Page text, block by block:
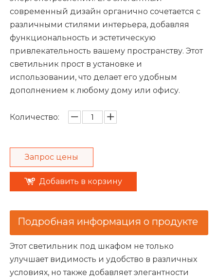
современный дизайн органично сочетается с
различными стилями интерьера, добавляя
функциональность и эстетическую
привлекательность вашему пространству. Этот
светильник прост в установке и
использовании, что делает его удобным
дополнением к любому дому или офису.
Количество:
Запрос цены
Добавить в корзину
Подробная информация о продукте
Этот светильник под шкафом не только
улучшает видимость и удобство в различных
условиях, но также добавляет элегантности